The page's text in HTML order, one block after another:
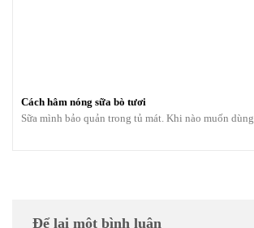
Cách hâm nóng sữa bò tươi
Sữa mình bảo quản trong tủ mát. Khi nào muốn
Để lại một bình luận